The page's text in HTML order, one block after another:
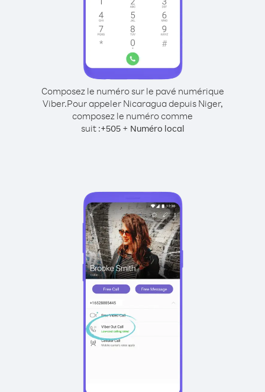
Composez le numéro sur le pavé numérique
Viber.Pour appeler Nicaragua depuis Niger,
composez le numéro comme
suit :+505+ Numéro local